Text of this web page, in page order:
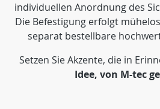
individuellen Anordnung des
Die Befestigung erfolgt
separat bestellbare
Setzen Sie Akzente, die in
Idee, von M-tec